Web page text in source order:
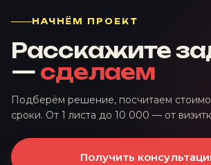
НАЧНЁМ ПРОЕКТ
Расскажите
— сделаем
Подберём решение, посчитаем
сроки. От 1 листа до 10 000 — от
Получить